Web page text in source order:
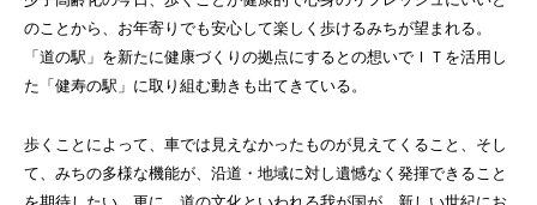
のことから、お年寄りでも安心して楽しく歩けるみちが望まれる。
「道の駅」を新たに健康づくりの拠点にするとの想いでＩＴを活用し
た「健寿の駅」に取り組む動きも出てきている。
歩くことによって、車では見えなかったものが見えてくること、そし
て、みちの多様な機能が、沿道・地域に対し遺憾なく発揮できること